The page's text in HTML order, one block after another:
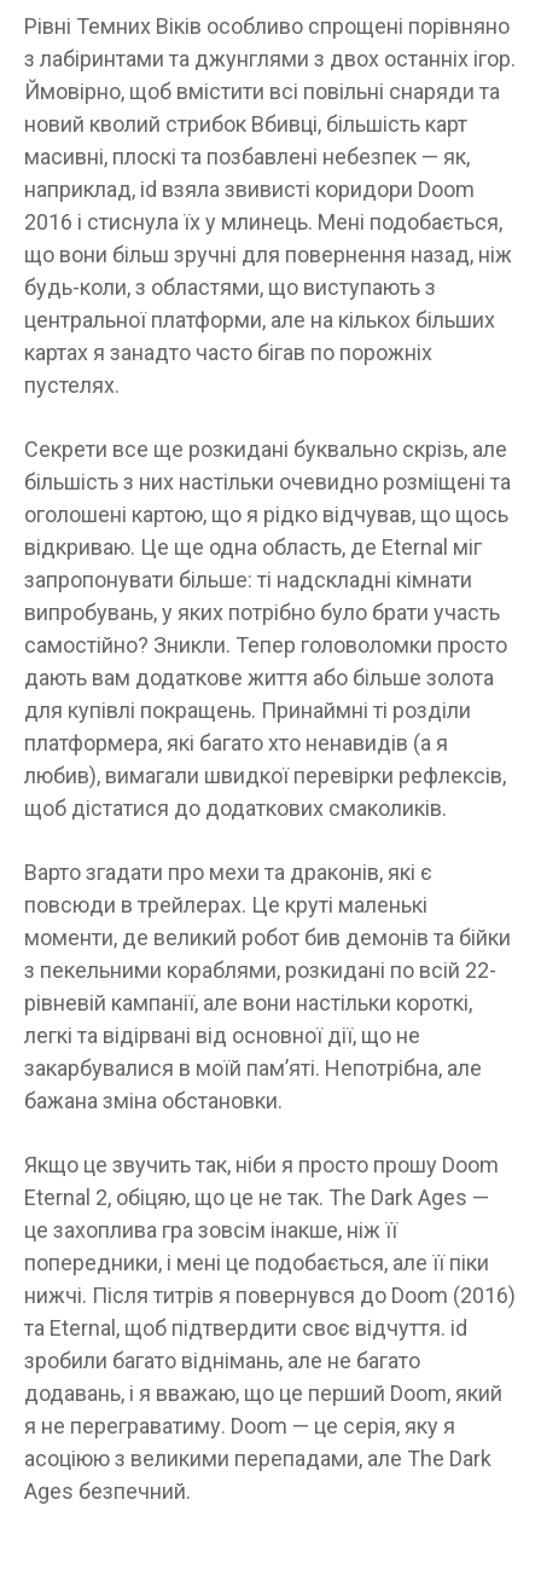
Рівні Темних Віків особливо спрощені порівняно
з лабіринтами та джунглями з двох останніх ігор.
Ймовірно, щоб вмістити всі повільні снаряди та
новий кволий стрибок Вбивці, більшість карт
масивні, плоскі та позбавлені небезпек — як,
наприклад, id взяла звивисті коридори Doom
2016 і стиснула їх у млинець. Мені подобається,
що вони більш зручні для повернення назад, ніж
будь-коли, з областями, що виступають з
центральної платформи, але на кількох більших
картах я занадто часто бігав по порожніх
пустелях.
Секрети все ще розкидані буквально скрізь, але
більшість з них настільки очевидно розміщені та
оголошені картою, що я рідко відчував, що щось
відкриваю. Це ще одна область, де Eternal міг
запропонувати більше: ті надскладні кімнати
випробувань, у яких потрібно було брати участь
самостійно? Зникли. Тепер головоломки просто
дають вам додаткове життя або більше золота
для купівлі покращень. Принаймні ті розділи
платформера, які багато хто ненавидів (а я
любив), вимагали швидкої перевірки рефлексів,
щоб дістатися до додаткових смаколиків.
Варто згадати про мехи та драконів, які є
повсюди в трейлерах. Це круті маленькі
моменти, де великий робот бив демонів та бійки
з пекельними кораблями, розкидані по всій 22-
рівневій кампанії, але вони настільки короткі,
легкі та відірвані від основної дії, що не
закарбувалися в моїй пам’яті. Непотрібна, але
бажана зміна обстановки.
Якщо це звучить так, ніби я просто прошу Doom
Eternal 2, обіцяю, що це не так. The Dark Ages —
це захоплива гра зовсім інакше, ніж її
попередники, і мені це подобається, але її піки
нижчі. Після титрів я повернувся до Doom (2016)
та Eternal, щоб підтвердити своє відчуття. id
зробили багато віднімань, але не багато
додавань, і я вважаю, що це перший Doom, який
я не переграватиму. Doom — це серія, яку я
асоціюю з великими перепадами, але The Dark
Ages безпечний.